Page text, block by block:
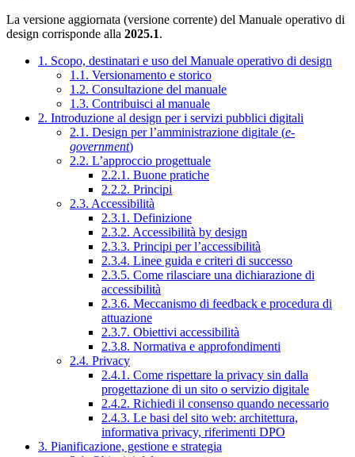
La versione aggiornata (versione corrente) del Manuale operativo di
design corrisponde alla 2025.1.
1. Scopo, destinatari e uso del Manuale operativo di design
1.1. Versionamento e storico
1.2. Consultazione del manuale
1.3. Contribuisci al manuale
2. Introduzione al design per i servizi pubblici digitali
2.1. Design per l’amministrazione digitale (e-
government)
2.2. L’approccio progettuale
2.2.1. Buone pratiche
2.2.2. Principi
2.3. Accessibilità
2.3.1. Definizione
2.3.2. Accessibilità by design
2.3.3. Principi per l’accessibilità
2.3.4. Linee guida e criteri di successo
2.3.5. Come rilasciare una dichiarazione di
accessibilità
2.3.6. Meccanismo di feedback e procedura di
attuazione
2.3.7. Obiettivi accessibilità
2.3.8. Normativa e approfondimenti
2.4. Privacy
2.4.1. Come rispettare la privacy sin dalla
progettazione di un sito o servizio digitale
2.4.2. Richiedi il consenso quando necessario
2.4.3. Le basi del sito web: architettura,
informativa privacy, riferimenti DPO
3. Pianificazione, gestione e strategia